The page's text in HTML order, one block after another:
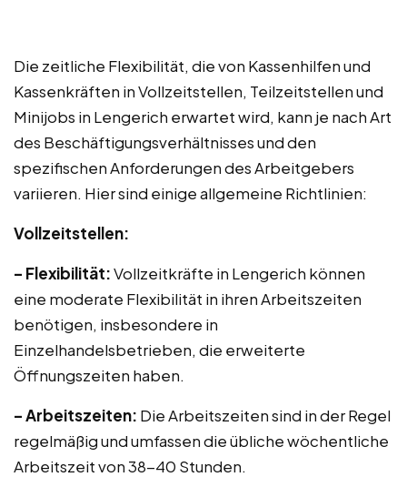
Die zeitliche Flexibilität, die von Kassenhilfen und
Kassenkräften in Vollzeitstellen, Teilzeitstellen und
Minijobs in Lengerich erwartet wird, kann je nach Art
des Beschäftigungsverhältnisses und den
spezifischen Anforderungen des Arbeitgebers
variieren. Hier sind einige allgemeine Richtlinien:
Vollzeitstellen:
– Flexibilität:Vollzeitkräfte in Lengerich können
eine moderate Flexibilität in ihren Arbeitszeiten
benötigen, insbesondere in
Einzelhandelsbetrieben, die erweiterte
Öffnungszeiten haben.
– Arbeitszeiten: Die Arbeitszeiten sind in der Regel
regelmäßig und umfassen die übliche wöchentliche
Arbeitszeit von 38-40 Stunden.